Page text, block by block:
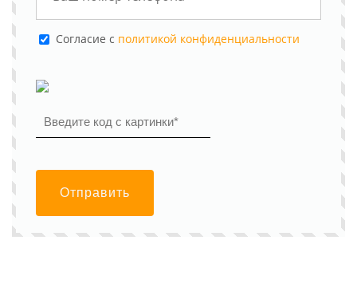
Cогласие с политикой конфиденциальности
Отправить